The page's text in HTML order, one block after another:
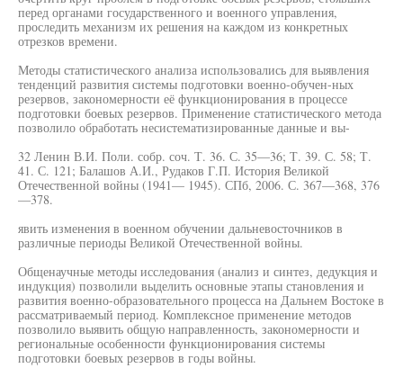
перед органами государственного и военного управления,
проследить механизм их решения на каждом из конкретных
отрезков времени.
Методы статистического анализа использовались для выявления
тенденций развития системы подготовки военно-обучен-ных
резервов, закономерности её функционирования в процессе
подготовки боевых резервов. Применение статистического метода
позволило обработать несистематизированные данные и вы-
32 Ленин В.И. Поли. собр. соч. Т. 36. С. 35—36; Т. 39. С. 58; Т.
41. С. 121; Балашов А.И., Рудаков Г.П. История Великой
Отечественной войны (1941— 1945). СПб, 2006. С. 367—368, 376
—378.
явить изменения в военном обучении дальневосточников в
различные периоды Великой Отечественной войны.
Общенаучные методы исследования (анализ и синтез, дедукция и
индукция) позволили выделить основные этапы становления и
развития военно-образовательного процесса на Дальнем Востоке в
рассматриваемый период. Комплексное применение методов
позволило выявить общую направленность, закономерности и
региональные особенности функционирования системы
подготовки боевых резервов в годы войны.